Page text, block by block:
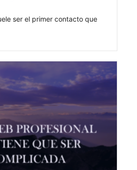
ser el primer contacto que